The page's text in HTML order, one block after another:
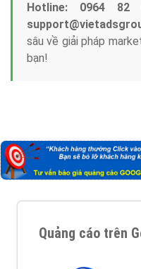
Hotline: 0964 82
sâu về giải pháp
bạn!
Quảng cáo trên